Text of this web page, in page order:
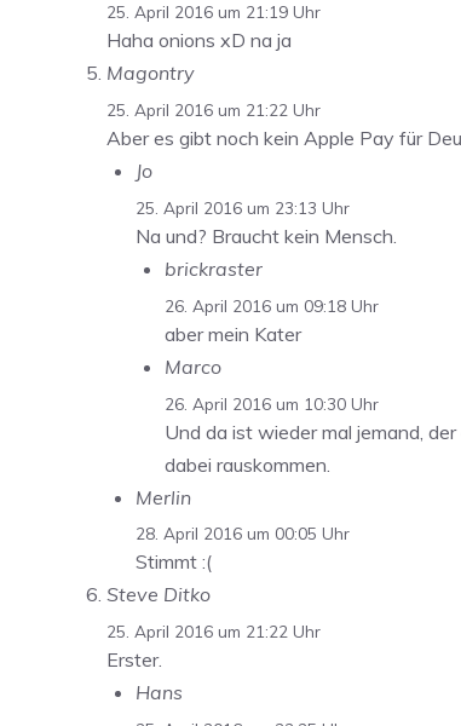
25. April 2016 um 21:19 Uhr
Haha onions xD na ja
Magontry
25. April 2016 um 21:22 Uhr
Aber es gibt noch kein Apple Pay für
Jo
25. April 2016 um 23:13 Uhr
Na und? Braucht kein Mensch.
brickraster
26. April 2016 um 09:18 Uhr
aber mein Kater
Marco
26. April 2016 um 10:30 Uhr
Und da ist wieder mal jemand,
dabei rauskommen.
Merlin
28. April 2016 um 00:05 Uhr
Stimmt :(
Steve Ditko
25. April 2016 um 21:22 Uhr
Erster.
Hans